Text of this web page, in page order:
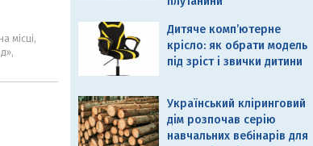
місці,
Дитяче комп’ютерне
крісло: як обрати модель
під зріст і звички дитини
Український кліринговий
дім розпочав серію
навчальних вебінарів для